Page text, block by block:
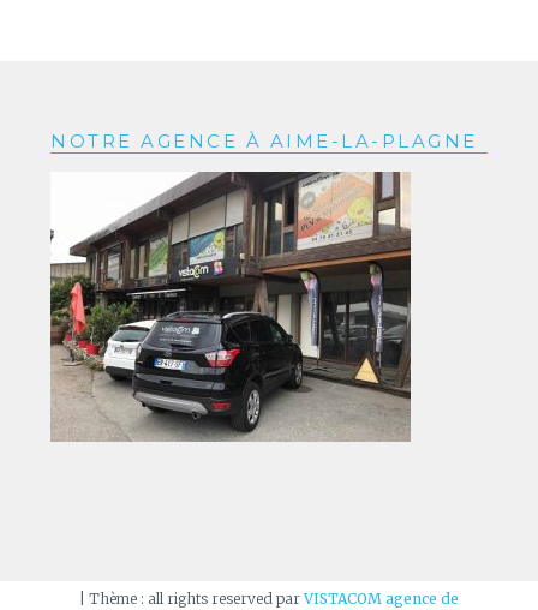
NOTRE AGENCE À AIME-LA-PLAGNE
Thème : all rights reserved parVISTACOM agence de